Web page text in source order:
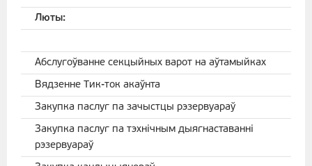
Люты:
Абслугоўванне секцыйных варот на аўтамыйках
Вядзенне Тик-ток акаўнта
Закупка паслуг па зачыстцы рэзервуараў
Закупка паслуг па тэхнічным дыягнаставанні
рэзервуараў